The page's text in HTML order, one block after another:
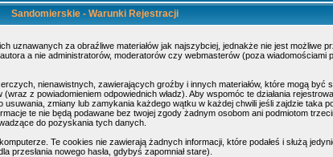
Sandomierskie - Warunki Rejestracji
uznawanych za obraźliwe materiałów jak najszybciej, jednakże nie jest możliwe
a nie administratorów, moderatorów czy webmasterów (poza wiadomościami
nienawistnych, zawierających groźby i innych materiałów, które mogą być
z powiadomieniem odpowiednich władz). Aby wspomóc te działania
zmiany lub zamykania każdego wątku w każdej chwili jeśli zajdzie taka
te nie będą podawane bez twojej zgody żadnym osobom ani podmiotom
do pozyskania tych danych.
Te cookies nie zawierają żadnych informacji, które podałeś i służą
nowego hasła, gdybyś zapomniał stare).